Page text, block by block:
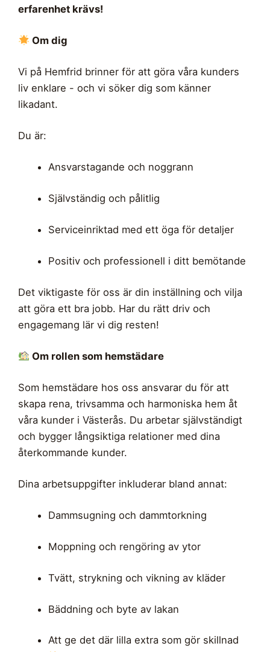
erfarenhet krävs!
Om dig
Vi på Hemfrid brinner för att göra våra kunders
liv enklare - och vi söker dig som känner
likadant.
Du är:
Ansvarstagande och noggrann
Självständig och pålitlig
Serviceinriktad med ett öga för detaljer
Positiv och professionell i ditt bemötande
Det viktigaste för oss är din inställning och vilja
att göra ett bra jobb. Har du rätt driv och
engagemang lär vi dig resten!
Om rollen som hemstädare
Som hemstädare hos oss ansvarar du för att
skapa rena, trivsamma och harmoniska hem åt
våra kunder i Västerås. Du arbetar självständigt
och bygger långsiktiga relationer med dina
återkommande kunder.
Dina arbetsuppgifter inkluderar bland annat:
Dammsugning och dammtorkning
Moppning och rengöring av ytor
Tvätt, strykning och vikning av kläder
Bäddning och byte av lakan
Att ge det där lilla extra som gör skillnad